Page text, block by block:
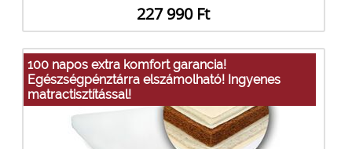
227 990 Ft
100 napos extra komfort garancia!
Egészségpénztárra elszámolható! Ingyenes
matractisztítással!